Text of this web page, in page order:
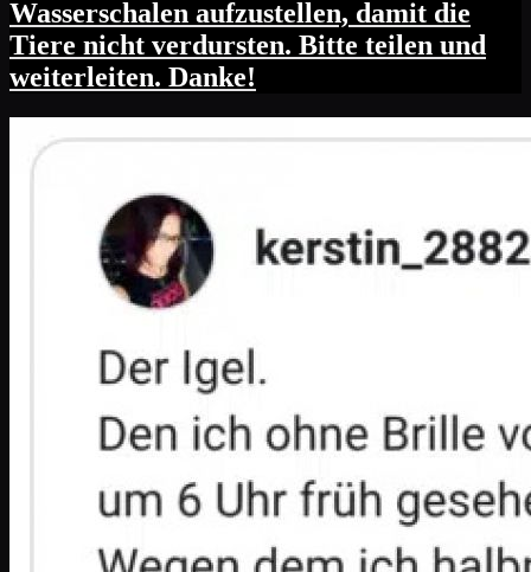
Wasserschalen aufzustellen, damit die
Tiere nicht verdursten. Bitte teilen und
weiterleiten. Danke!